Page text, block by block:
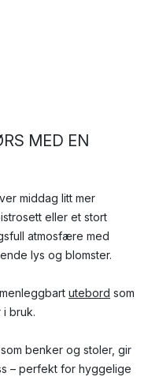
MED EN
middag litt mer
eller et stort
atmosfære med
lys og blomster.
utebord som
bruk.
benker og stoler, gir
– perfekt for hyggelige